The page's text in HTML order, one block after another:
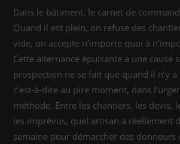
Dans le bâtiment, le carnet de
Quand il est plein, on refuse des
vide, on accepte n’importe quoi à
Cette alternance épuisante a une cause
prospection ne se fait que quand il n’y
c’est-à-dire au pire moment, dans
méthode. Entre les chantiers, les devis,
les imprévus, quel artisan a réellement
semaine pour démarcher des donneurs